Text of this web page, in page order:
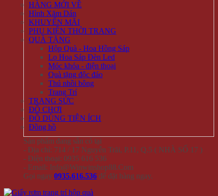
HÀNG MỚI VỀ
Hình Xăm Dán
KHUYẾN MÃI
PHỤ KIỆN THỜI TRANG
QUÀ TẶNG
Hộp Quà - Hoa Hồng Sáp
Lọ Hoa Sáp Đèn Led
Móc khóa - điện thoại
Quà tặng độc đáo
Thú nhồi bông
Trang Trí
TRANG SỨC
ĐỒ CHƠI
ĐỒ DÙNG TIỆN ÍCH
Đồng hồ
Sản phẩm đang sẵn có tại
- Địa chỉ: 714 / 17 Nguyễn Trãi, P.11, Q.5 ( NHÀ SỐ 17 )
- Điện thoại: 0935 616 536
- Email: Info@Winwinshop88.Com
Gọi ngay 0935.616.536 để đặt hàng ngay.